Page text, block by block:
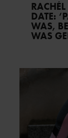
DATE:
WAS,
WAS